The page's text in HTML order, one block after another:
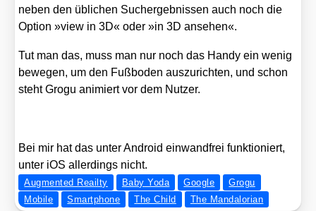
neben den übli­chen Such­ergeb­nis­sen auch noch die
Opti­on »view in 3D« oder »in 3D anse­hen«.
Tut man das, muss man nur noch das Han­dy ein wenig
bewe­gen, um den Fuß­bo­den aus­zu­rich­ten, und schon
steht Gro­gu ani­miert vor dem Nut­zer.
Bei mir hat das unter Android ein­wand­frei funk­tio­niert,
unter iOS aller­dings nicht.
Augmented Reailty Baby Yoda Google
Grogu
Mobile
Smartphone The Child The Mandalorian